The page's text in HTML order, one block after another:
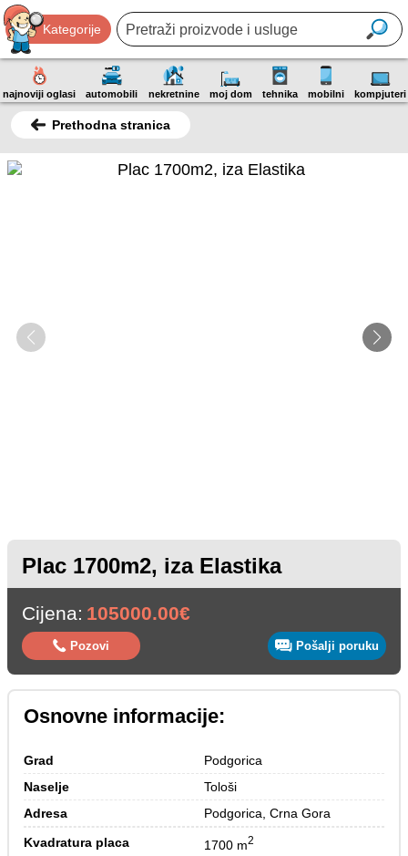
Kategorije
najnoviji oglasi automobili nekretnine moj dom tehnika mobilni kompjuteri
Prethodna stranica
Plac 1700m2, iza Elastika
Cijena: 105000.00€
Pozovi Pošalji poruku
Osnovne informacije:
Grad
Podgorica
Naselje
Tološi
Adresa
Podgorica, Crna Gora
Kvadratura placa 1700 m2